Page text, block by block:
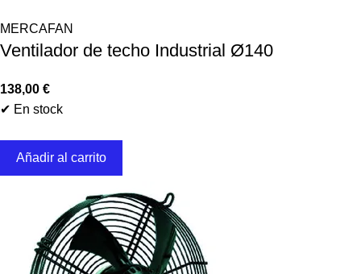
MERCAFAN
Ventilador de techo Industrial Ø140
138,00 €
✔ En stock
Añadir al carrito